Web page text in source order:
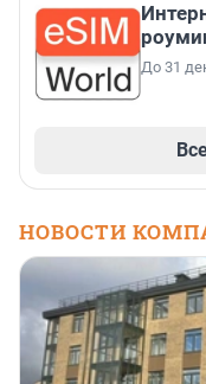
До 31
НОВОСТИ